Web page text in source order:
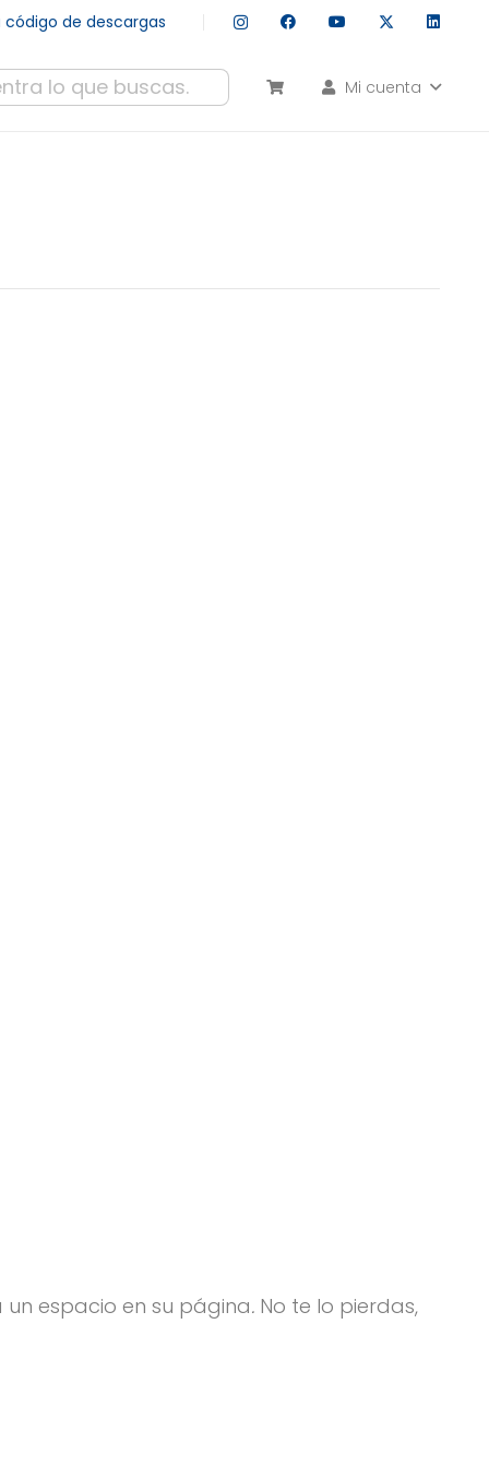
código de descargas
Mi cuenta
un espacio en su página. No te lo pierdas,